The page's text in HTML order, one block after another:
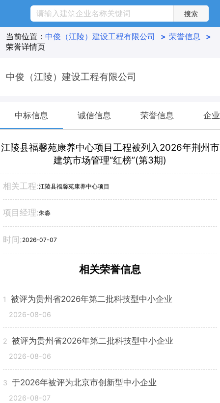
当前位置： 中俊（江陵）建设工程有限公司 > 荣誉信息
>
荣誉详情页
中俊（江陵）建设工程有限公司
中标信息 诚信信息 荣誉信息 企
江陵县福馨苑康养中心项目工程被列入2026年荆州市
建筑市场管理“红榜”(第3期)
相关工程:江陵县福馨苑康养中心项目
项目经理:朱淼
时间: 2026-07-07
相关荣誉信息
1 被评为贵州省2026年第二批科技型中小企业
2026-08-06
2 被评为贵州省2026年第二批科技型中小企业
2026-08-06
3 于2026年被评为北京市创新型中小企业
2026-08-07